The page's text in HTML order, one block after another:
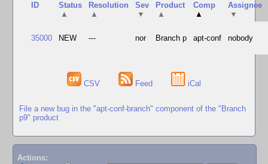
ID
Status
▲
Resolution
▲
Sev
▼
Product
▲
Comp
▲
Assignee
▼
35000 NEW --- nor Branch p apt-conf nobody
CSV Feed iCal
File a new bug in the "apt-conf-branch" component of the "Branch
p9" product
Actions: